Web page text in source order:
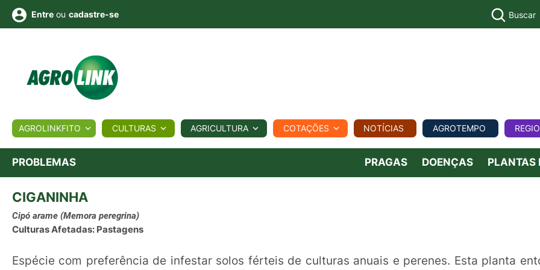
BIOLÓGICOS COTAÇÕES NOTÍCIAS AGROTEMPO REGIONAL COMERCIAL AGROVIAGENS
Conversor Colunistas
Entre ou cadastre-se Buscar
AGROLINKFITO CULTURAS AGRICULTURA COTAÇÕES NOTÍCIAS AGROTEMPO
PROBLEMAS PRAGAS DOENÇAS PLANTAS
CIGANINHA
Cipó arame (Memora peregrina)
Culturas Afetadas: Pastagens
Espécie com preferência de infestar solos férteis de culturas anuais e perenes. Esta planta